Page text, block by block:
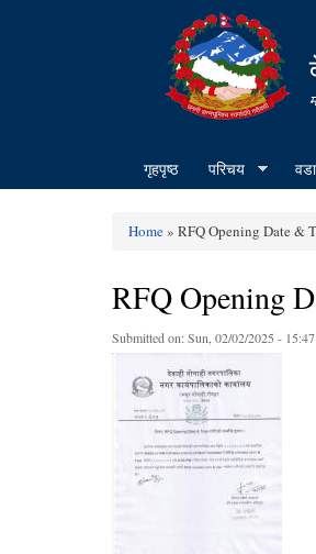
गृहपृष्ठ परिचय
You are here
Home» RFQ Opening Date &
RFQ Opening
Submitted on:Sun, 02/02/2025 - 15:47